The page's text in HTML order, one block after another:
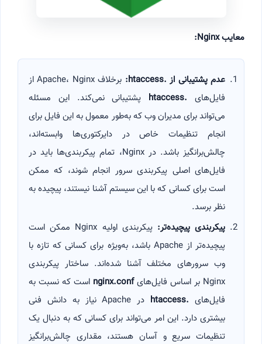
معایبNginx:
عدم پشتیبانی از.htaccess:
برخلاف Apache، Nginx از
فایل‌های .htaccess
پشتیبانی نمی‌کند. این مسئله
می‌تواند برای مدیران وب که به‌طور معمول به این فایل برای
انجام تنظیمات خاص در دایرکتوری‌ها وابسته‌اند،
چالش‌برانگیز باشد. در Nginx، تمام پیکربندی‌ها باید در
فایل‌های اصلی پیکربندی سرور انجام شوند، که ممکن
است برای کسانی که با این سیستم آشنا نیستند، پیچیده به
نظر برسد.
پیکربندی پیچیده‌تر:
پیکربندی اولیه Nginx ممکن است
پیچیده‌تر از Apache باشد، به‌ویژه برای کسانی که تازه با
وب سرورهای مختلف آشنا شده‌اند. ساختار پیکربندی
Nginx بر اساس فایل‌های
nginx.conf است که نسبت به
فایل‌های .htaccess
در Apache نیاز به دانش فنی
بیشتری دارد. این امر می‌تواند برای کسانی که به دنبال یک
تنظیمات سریع و آسان هستند، مقداری چالش‌برانگیز